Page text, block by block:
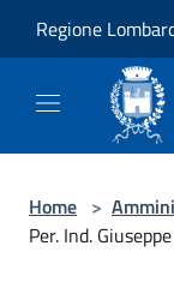
Regione
Home >
Per. Ind.